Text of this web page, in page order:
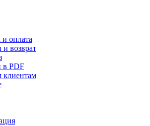
и оплата
и возврат
в PDF